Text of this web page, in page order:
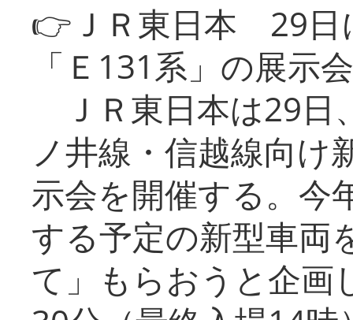
👉ＪＲ東日本 29日
「Ｅ131系」の展示会
ＪＲ東日本は29日
ノ井線・信越線向け
示会を開催する。今
する予定の新型車両
て」もらおうと企画